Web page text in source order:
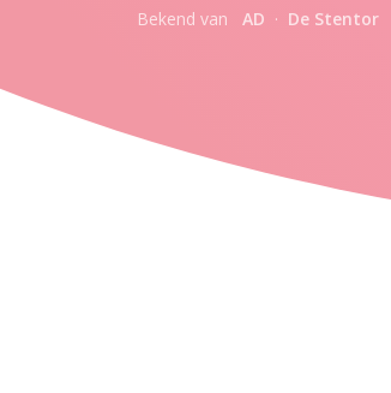
Bekend van AD · De Stentor